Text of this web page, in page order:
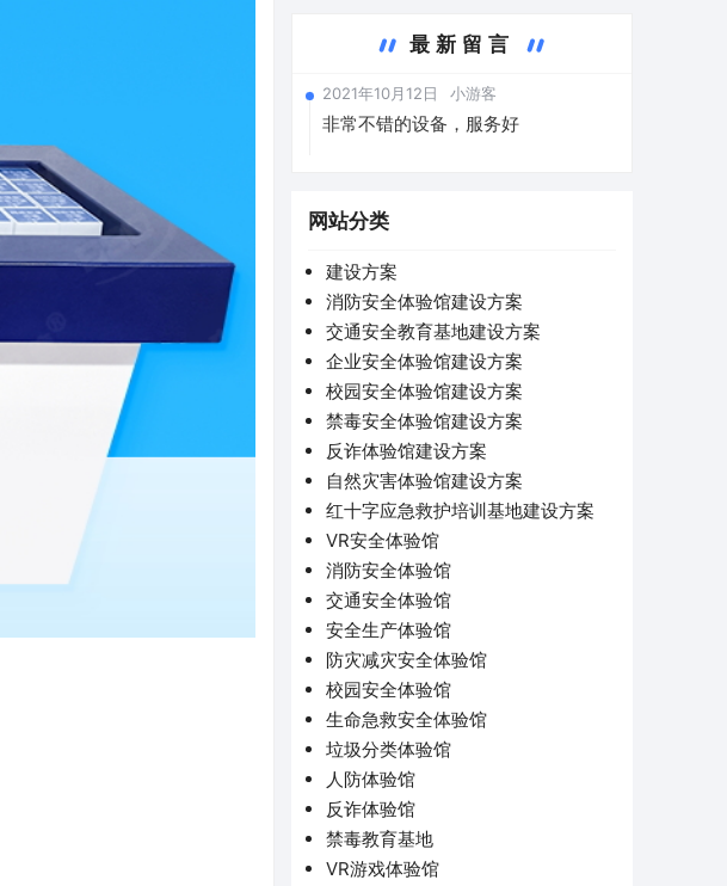
最新留言
2021年10月12日 小游客
非常不错的设备，服务好
网站分类
建设方案
消防安全体验馆建设方案
交通安全教育基地建设方案
企业安全体验馆建设方案
校园安全体验馆建设方案
禁毒安全体验馆建设方案
反诈体验馆建设方案
自然灾害体验馆建设方案
红十字应急救护培训基地建设方案
VR安全体验馆
消防安全体验馆
交通安全体验馆
安全生产体验馆
防灾减灾安全体验馆
校园安全体验馆
生命急救安全体验馆
垃圾分类体验馆
人防体验馆
反诈体验馆
禁毒教育基地
VR游戏体验馆